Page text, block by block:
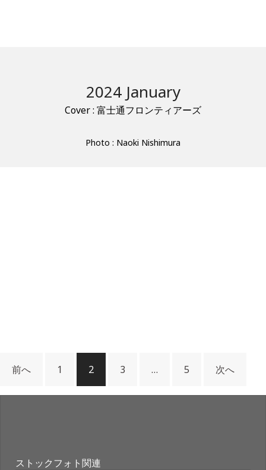
2024 January
Cover : 富士通フロンティアーズ
Photo : Naoki Nishimura
前へ 1 2 3 … 5 次へ
ストックフォト関連